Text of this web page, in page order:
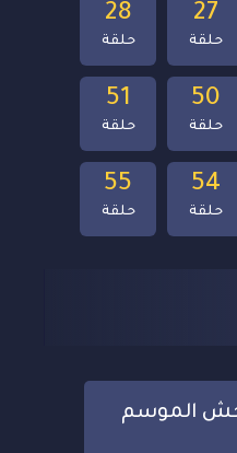
55
حلقة
54
حلقة
51
حلقة
50
حلقة
28
حلقة
27
حلقة
الموسم